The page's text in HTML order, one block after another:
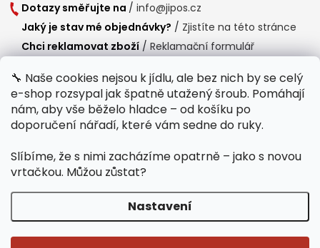
🔧 Naše cookies nejsou k jídlu, ale bez nich by se celý
e-shop rozsypal jak špatně utažený šroub. Pomáhají
nám, aby vše běželo hladce – od košíku po
doporučení nářadí, které vám sedne do ruky.
Slíbíme, že s nimi zacházíme opatrně – jako s novou
vrtačkou. Můžou zůstat?
Nastavení
Dotazy směřujte na / info@jipos.cz
Jaký je stav mé objednávky? / Zjistíte na této stránce
Chci reklamovat zboží / Reklamační formulář
Provozní doba
Po-Čt /
8:00 - 15:00
Polední přestávka /11:00 - 11:30
Copyright 2026Jipos.cz. Všechna práva vyhrazena.Upravit nastavení
cookies